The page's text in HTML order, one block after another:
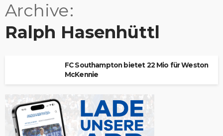
Archive
Ralph Hasenhüttl
FC Southampton bietet 22 Mio für Weston
McKennie